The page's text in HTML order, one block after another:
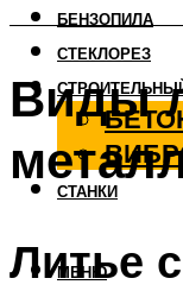
БЕНЗОПИЛА
СТЕКЛОРЕЗ
СТАНКИ
МЕНЮ
Виды
Литье